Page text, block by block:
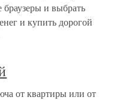
и выбрать
и купить дорогой
от квартиры или от